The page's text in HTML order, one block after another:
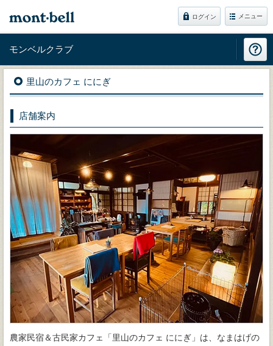
ログイン メニュー
モンベルクラブ
里山のカフェ ににぎ
店舗案内
農家民宿＆古民家カフェ「里山のカフェ ににぎ」は、なまはげの